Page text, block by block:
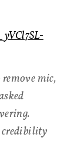
remove mic,
credibility